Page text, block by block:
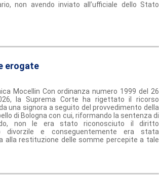
non avendo inviato all’ufficiale dello Stato
erogate
Mocellin Con ordinanza numero 1999 del 26
la Suprema Corte ha rigettato il ricorso
una signora a seguito del provvedimento della
di Bologna con cui, riformando la sentenza di
non le era stato riconosciuto il diritto
divorzile e conseguentemente era stata
alla restituzione delle somme percepite a tale